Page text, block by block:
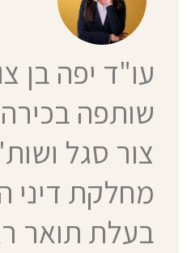
עו"ד יפה בן
שותפה
צור סגל
מחלקת
בעלת תואר